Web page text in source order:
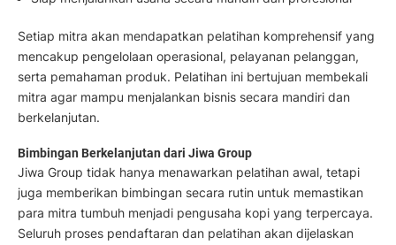
Setiap mitra akan mendapatkan pelatihan komprehensif yang
mencakup pengelolaan operasional, pelayanan pelanggan,
serta pemahaman produk. Pelatihan ini bertujuan membekali
mitra agar mampu menjalankan bisnis secara mandiri dan
berkelanjutan.
Bimbingan Berkelanjutan dari Jiwa Group
Jiwa Group tidak hanya menawarkan pelatihan awal, tetapi
juga memberikan bimbingan secara rutin untuk memastikan
para mitra tumbuh menjadi pengusaha kopi yang terpercaya.
Seluruh proses pendaftaran dan pelatihan akan dijelaskan